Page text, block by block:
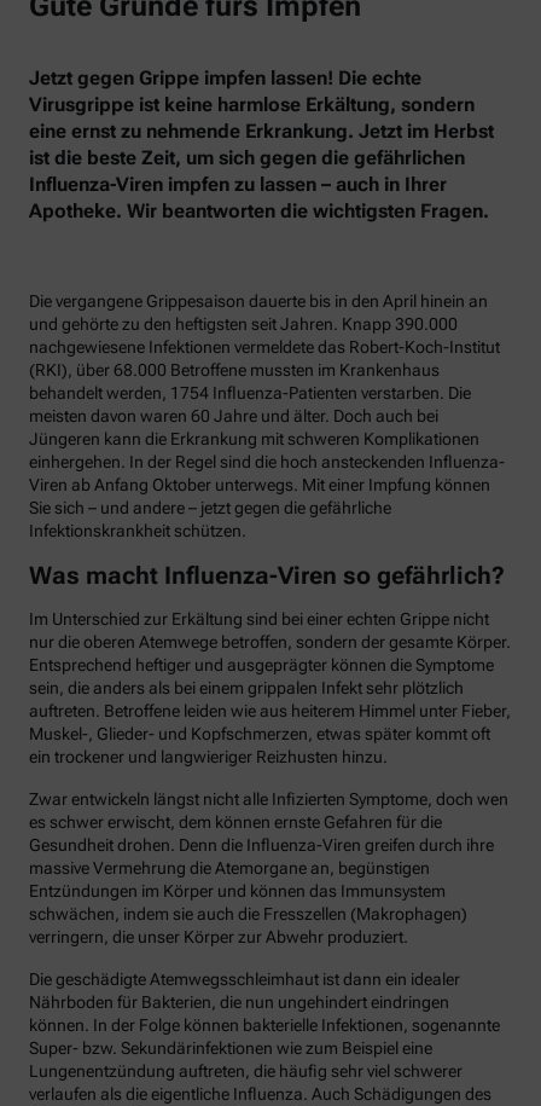
Jetzt gegen Grippe impfen lassen! Die echte
Virusgrippe ist keine harmlose Erkältung, sondern
eine ernst zu nehmende Erkrankung. Jetzt im Herbst
ist die beste Zeit, um sich gegen die gefährlichen
Influenza-Viren impfen zu lassen – auch in Ihrer
Apotheke. Wir beantworten die wichtigsten Fragen.
Die vergangene Grippesaison dauerte bis in den April hinein an
und gehörte zu den heftigsten seit Jahren. Knapp 390.000
nachgewiesene Infektionen vermeldete das Robert-Koch-Institut
(RKI), über 68.000 Betroffene mussten im Krankenhaus
behandelt werden, 1754 Influenza-Patienten verstarben. Die
meisten davon waren 60 Jahre und älter. Doch auch bei
Jüngeren kann die Erkrankung mit schweren Komplikationen
einhergehen. In der Regel sind die hoch ansteckenden Influenza-
Viren ab Anfang Oktober unterwegs. Mit einer Impfung können
Sie sich – und andere – jetzt gegen die gefährliche
Infektionskrankheit schützen.
Was macht Influenza-Viren so gefährlich?
Im Unterschied zur Erkältung sind bei einer echten Grippe nicht
nur die oberen Atemwege betroffen, sondern der gesamte Körper.
Entsprechend heftiger und ausgeprägter können die Symptome
sein, die anders als bei einem grippalen Infekt sehr plötzlich
auftreten. Betroffene leiden wie aus heiterem Himmel unter Fieber,
Muskel-, Glieder- und Kopfschmerzen, etwas später kommt oft
ein trockener und langwieriger Reizhusten hinzu.
Zwar entwickeln längst nicht alle Infizierten Symptome, doch wen
es schwer erwischt, dem können ernste Gefahren für die
Gesundheit drohen. Denn die Influenza-Viren greifen durch ihre
massive Vermehrung die Atemorgane an, begünstigen
Entzündungen im Körper und können das Immunsystem
schwächen, indem sie auch die Fresszellen (Makrophagen)
verringern, die unser Körper zur Abwehr produziert.
Die geschädigte Atemwegsschleimhaut ist dann ein idealer
Nährboden für Bakterien, die nun ungehindert eindringen
können. In der Folge können bakterielle Infektionen, sogenannte
Super- bzw. Sekundärinfektionen wie zum Beispiel eine
Lungenentzündung auftreten, die häufig sehr viel schwerer
verlaufen als die eigentliche Influenza. Auch Schädigungen des